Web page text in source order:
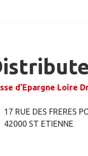
d’Epargne Loire
17 RUE DES FRERES
42000 ST ETIENNE